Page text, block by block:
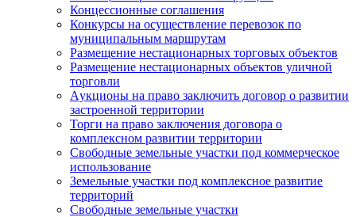
Концессионные соглашения
Конкурсы на осуществление перевозок по
муниципальным маршрутам
Размещение нестационарных торговых объектов
Размещение нестационарных объектов уличной
торговли
Аукционы на право заключить договор о развитии
застроенной территории
Торги на право заключения договора о
комплексном развитии территории
Свободные земельные участки под коммерческое
использование
Земельные участки под комплексное развитие
территорий
Свободные земельные участки